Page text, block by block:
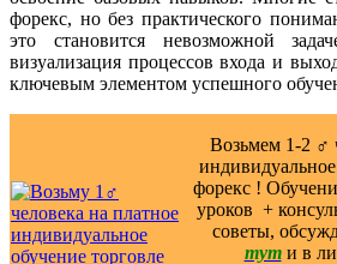
форекс, но без практического
это становится невозможной
визуализация процессов входа и
ключевым элементом успешного
Возьмем 1-2 ‍♂️
форекс !
уроков ️ +
советы,
тут и в